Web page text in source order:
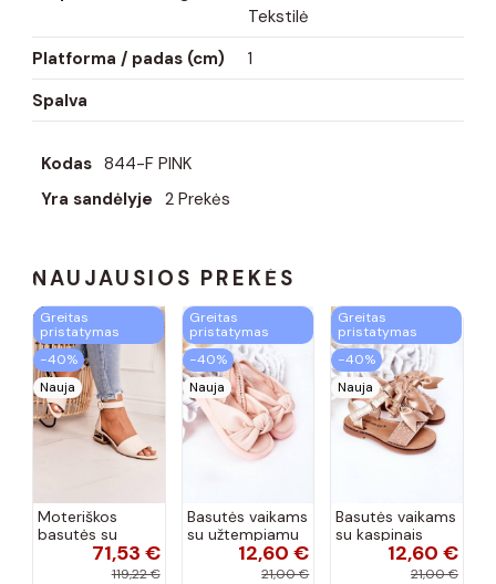
Tekstilė
Platforma / padas (cm)
1
Spalva
Kodas 844-F PINK
Yra sandėlyje 2 Prekės
NAUJAUSIOS PREKĖS
Greitas
pristatymas
−40%
Nauja
Moteriškos
basutės su
aukso spalvos
kulniukais Laura
71,53 €
119,22 €
Greitas
pristatymas
−40%
Nauja
Basutės vaikams
su užtempiamu
užsegimu
rožinės spalvos
12,60 €
21,00 €
Greitas
pristatymas
−40%
Nauja
Basutės vaikams
su kaspinais
aukso spalvos
12,60 €
21,00 €